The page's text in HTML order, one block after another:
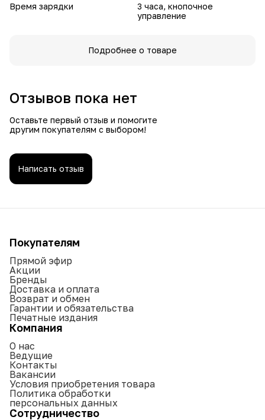
Время зарядки
3 часа, кнопочное
управление
Подробнее о товаре
Отзывов пока нет
Оставьте первый отзыв и помогите
другим покупателям с выбором!
Написать отзыв
Покупателям
Прямой эфир
Акции
Бренды
Доставка и оплата
Возврат и обмен
Гарантии и обязательства
Печатные издания
Компания
О нас
Ведущие
Контакты
Вакансии
Условия приобретения товара
Политика обработки
персональных данных
Сотрудничество